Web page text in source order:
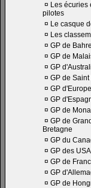
¤ Les écuries
pilotes
¤ Le casque
¤ Les
¤ GP de
¤ GP de
¤ GP
¤ GP de Saint
¤ GP d'Europe
¤ GP
¤ GP de
¤ GP de
Bretagne
¤ GP du
¤ GP des USA
¤ GP de
¤ GP
¤ GP de